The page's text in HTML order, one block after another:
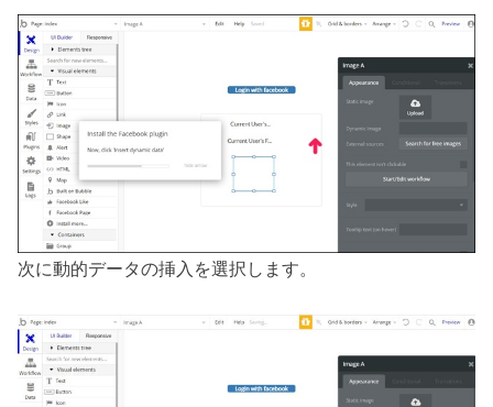
次に動的データの挿入を選択します。